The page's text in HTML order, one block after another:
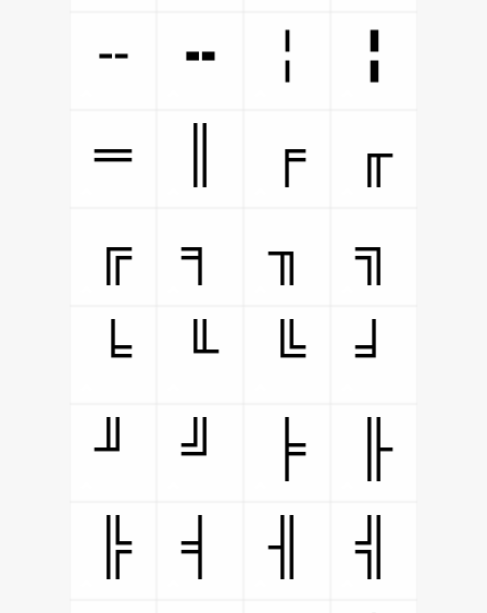
╌
╍ ╎
╏
═
╒
╓
╔
╕ ╖
╗
╘
╙ ╚
╛
╜
╝ ╞
╟
╠
╡ ╢
╣